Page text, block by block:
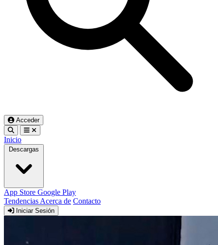
Acceder
Inicio
Descargas
App Store Google Play
Tendencias Acerca de Contacto
Iniciar Sesión